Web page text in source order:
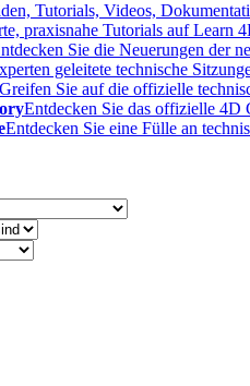
Tutorials, Videos,
praxisnahe Tutorials auf Learn
Sie die Neuerungen der
geleitete technische
Greifen Sie auf die offizielle
Entdecken Sie das offizielle 4D
Entdecken Sie eine Fülle an